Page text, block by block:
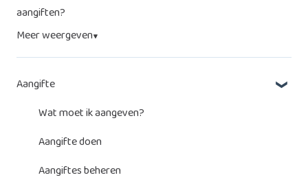
aangiften?
Meer weergeven▼
Aangifte
Wat moet ik aangeven?
Aangifte doen
Aangiftes beheren